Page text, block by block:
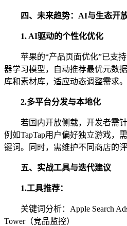
四、未来趋势：AI与生态开
1. AI驱动的个性化优化
苹果的“产品页面优化”已支
器学习模型，自动推荐最优元数
库和素材库，适应动态调整需求。
2.多平台分发与本地化
若国内开放侧载，开发者需
例如TapTap用户偏好独立游戏，
键词。同时，需维护不同商店的
五、实战工具与迭代建议
1.工具推荐：
关键词分析：Apple Search
Tower（竞品监控）